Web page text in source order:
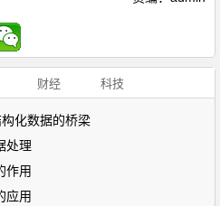
财经 科技
化数据的桥梁
处理
作用
应用